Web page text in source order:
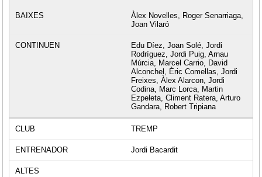
Àlex Novelles, Roger Senarriaga,
Joan Vilaró
Edu Díez, Joan Solé, Jordi
Rodríguez, Jordi Puig, Arnau
Múrcia, Marcel Carrio, David
Alconchel, Èric Comellas, Jordi
Freixes, Àlex Alarcon, Jordi
Codina, Marc Lorca, Martin
Ezpeleta, Climent Ratera, Arturo
Gandara, Robert Tripiana
TREMP
Jordi Bacardit